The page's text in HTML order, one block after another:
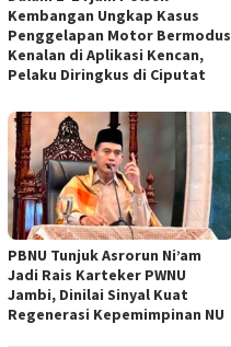
Kembangan Ungkap Kasus
Penggelapan Motor Bermodus
Kenalan di Aplikasi Kencan,
Pelaku Diringkus di Ciputat
PBNU Tunjuk Asrorun Ni’am
Jadi Rais Karteker PWNU
Jambi, Dinilai Sinyal Kuat
Regenerasi Kepemimpinan NU